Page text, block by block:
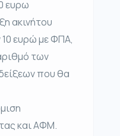
ευρω
ακινήτου
ευρώ με ΦΠΑ,
των
που θα
και ΑΦΜ.